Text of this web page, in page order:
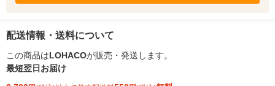
配送情報・送料について
この商品はLOHACOが販売・発送します。
最短翌日お届け